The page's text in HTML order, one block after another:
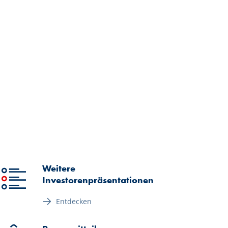
englische Fassung), PDF 3,64 MB
Weitere
Investorenpräsentationen
Entdecken